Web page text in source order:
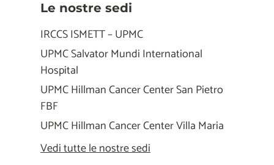
Le nostre sedi
IRCCS ISMETT – UPMC
UPMC Salvator Mundi International
Hospital
UPMC Hillman Cancer Center San Pietro
FBF
UPMC Hillman Cancer Center Villa Maria
Vedi tutte le nostre sedi